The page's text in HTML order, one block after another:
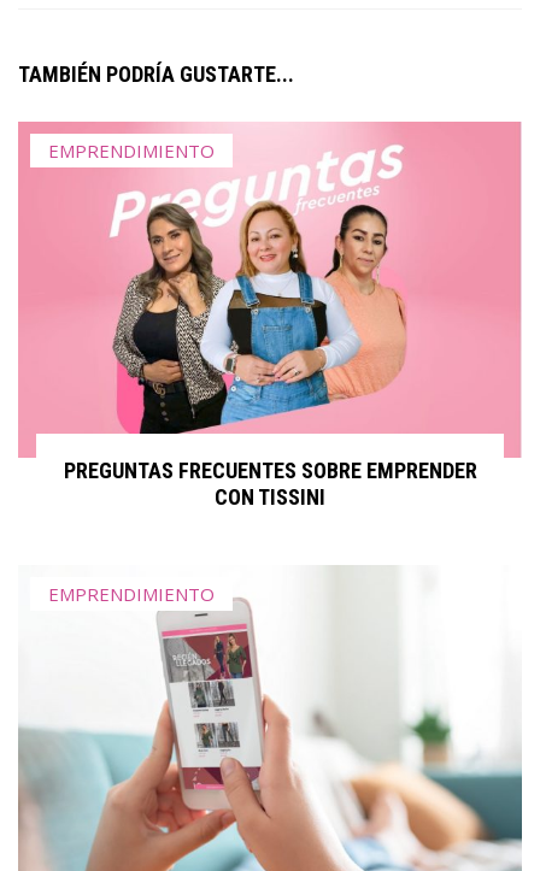
TAMBIÉN PODRÍA GUSTARTE...
EMPRENDIMIENTO
PREGUNTAS FRECUENTES SOBRE EMPRENDER
CON TISSINI
EMPRENDIMIENTO